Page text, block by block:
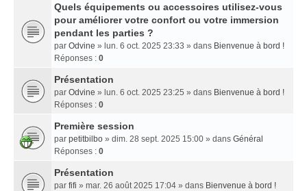
Quels équipements ou accessoires utilisez-vous
pour améliorer votre confort ou votre immersion
pendant les parties ?
par Odvine » lun. 6 oct. 2025 23:33 » dans Bienvenue à bord !
Réponses : 0
Présentation
par Odvine » lun. 6 oct. 2025 23:25 » dans Bienvenue à bord !
Réponses : 0
Première session
par petitbilbo » dim. 28 sept. 2025 15:00 » dans Général
Réponses : 0
Présentation
par fifi » mar. 26 août 2025 17:04 » dans Bienvenue à bord !